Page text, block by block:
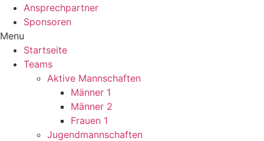
Ansprechpartner
Sponsoren
Menu
Startseite
Teams
Aktive Mannschaften
Männer 1
Männer 2
Frauen 1
Jugendmannschaften